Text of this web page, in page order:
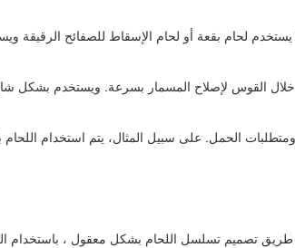
يستخدم لحام بقعة أو لحام الإسقاط للصفائح
القوس لإصلاح المسمار بسرعة. ويستخدم بشكل
الحمل. على سبيل المثال، يتم استخدام اللحام
تصميم تسلسل اللحام بشكل معقول ، باستخدام